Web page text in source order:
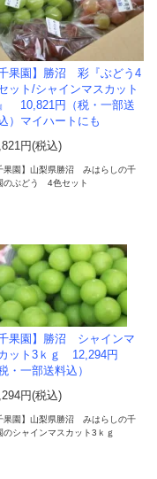
千果園】勝沼 彩『ぶどう4
ット/シャインマスカット
10,821円（税・一部送
）マイハートにも
円(税込)
果園】山梨県勝沼 みはらしの千
のぶどう 4色セット
千果園】勝沼 シャインマ
ット3ｋｇ 12,294円
税・一部送料込）
円(税込)
果園】山梨県勝沼 みはらしの千
のシャインマスカット3ｋｇ